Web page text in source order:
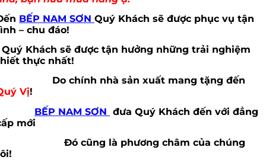
BẾP NAM SƠN Quý Khách sẽ được phục vụ tận
– chu đáo!
Khách sẽ được tận hưởng những trải nghiệm
thực nhất!
chính nhà sản xuất mang tặng đến
Vị!
BẾP NAM SƠN đưa Quý Khách đến với đẳng
mới
cũng là phương châm của chúng